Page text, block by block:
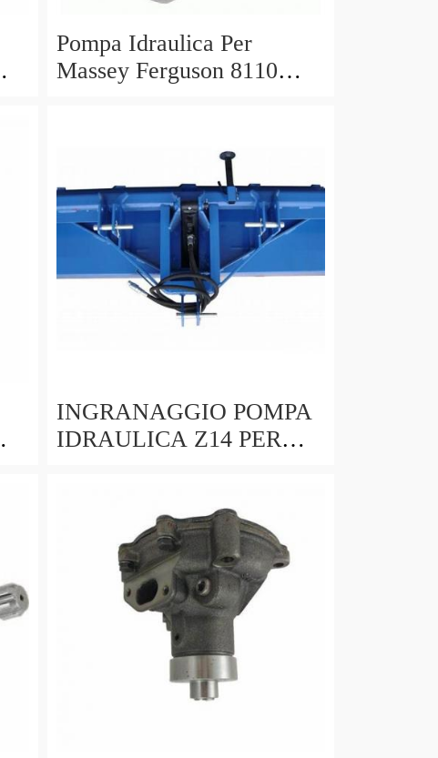
Pompa Idraulica Per
Massey Ferguson 8110
INGRANAGGIO POMPA
IDRAULICA Z14 PER